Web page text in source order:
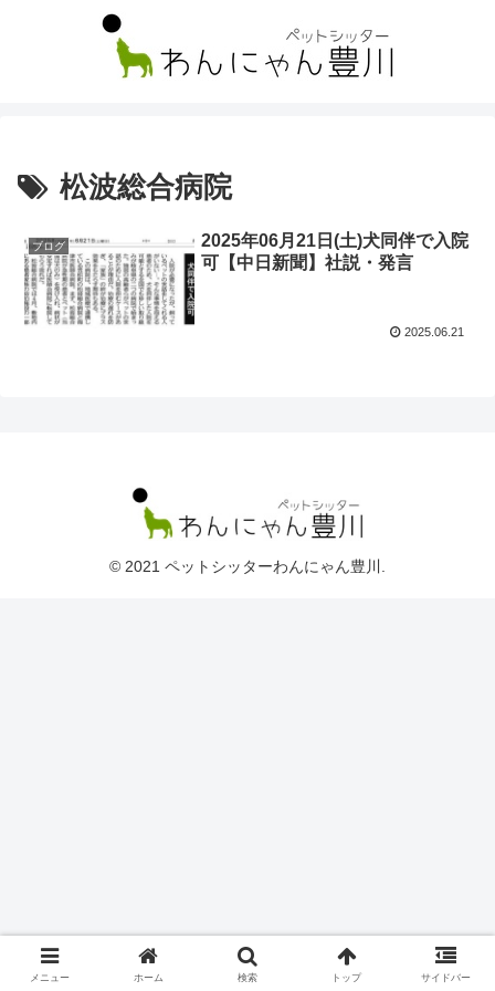
松波総合病院
ブログ
2025年06月21日(土)犬同伴で入院
可【中日新聞】社説・発言
2025.06.21
© 2021 ペットシッターわんにゃん豊川.
メニュー ホーム 検索 トップ サイドバー